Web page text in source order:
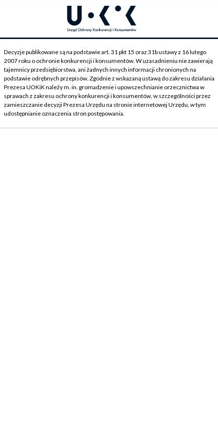
Decyzje publikowane są na podstawie art. 31 pkt 15 oraz 31b ustawy z 16 lutego
2007 roku o ochronie konkurencji i konsumentów. W uzasadnieniu nie zawierają
tajemnicy przedsiębiorstwa, ani żadnych innych informacji chronionych na
podstawie odrębnych przepisów. Zgodnie z wskazaną ustawą do zakresu działania
Prezesa UOKiK należy m. in. gromadzenie i upowszechnianie orzecznictwa w
sprawach z zakresu ochrony konkurencji i konsumentów, w szczególności przez
zamieszczanie decyzji Prezesa Urzędu na stronie internetowej Urzędu, w tym
udostępnianie oznaczenia stron postępowania.